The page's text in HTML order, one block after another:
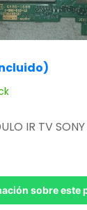
IR TV
sobre este